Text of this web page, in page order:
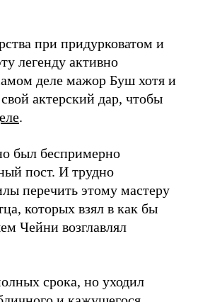
при придурковатом и
легенду активно
деле мажор Буш хотя и
актерский дар, чтобы
.
был беспримерно
пост. И трудно
перечить этому мастеру
которых взял в как бы
Чейни возглавлял
срока, но уходил